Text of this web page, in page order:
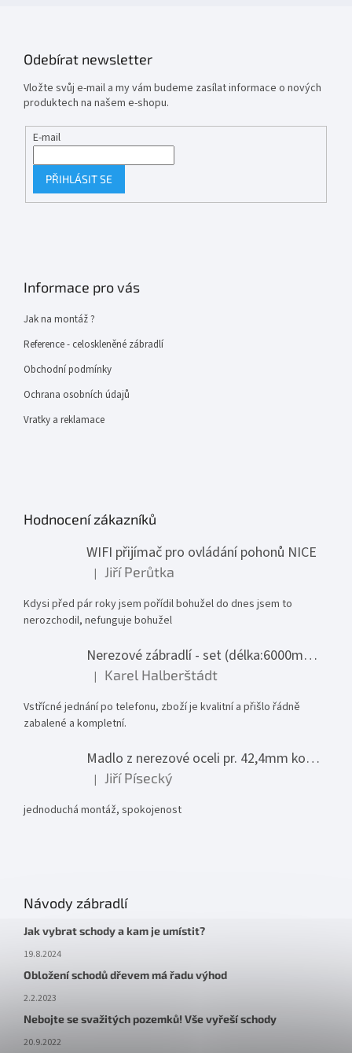
Odebírat newsletter
Vložte svůj e-mail a my vám budeme zasílat informace o nových
produktech na našem e-shopu.
E-mail
PŘIHLÁSIT SE
Informace pro vás
Jak na montáž ?
Reference - celoskleněné zábradlí
Obchodní podmínky
Ochrana osobních údajů
Vratky a reklamace
Hodnocení zákazníků
WIFI přijímač pro ovládání pohonů NICE
Hodnocení produktu je 1 z 5 hvězdiček.
| Jiří Perůtka
Kdysi před pár roky jsem pořídil bohužel do dnes jsem to
nerozchodil, nefunguje bohužel
Nerezové zábradlí - set (délka:6000mm x výška:1000mm)
Hodnocení produktu je 5 z 5 hvězdiček.
| Karel Halberštádt
Vstřícné jednání po telefonu, zboží je kvalitní a přišlo řádně
zabalené a kompletní.
Madlo z nerezové oceli pr. 42,4mm komplet - model 0116 - 3000mm
Hodnocení produktu je 5 z 5 hvězdiček.
| Jiří Písecký
jednoduchá montáž, spokojenost
Návody zábradlí
Jak vybrat schody a kam je umístit?
19.8.2024
Obložení schodů dřevem má řadu výhod
2.2.2023
Nebojte se svažitých pozemků! Vše vyřeší schody
20.9.2022